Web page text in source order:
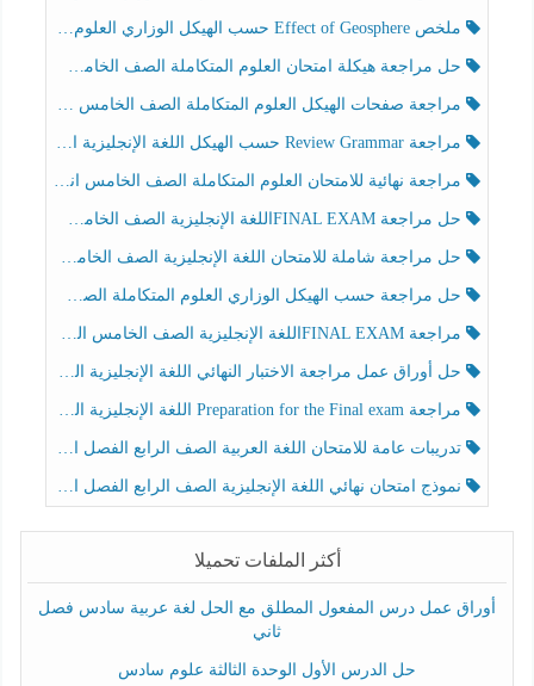
ملخص Effect of Geosphere حسب الهيكل الوزاري العلوم المتكاملة الصف الخامس انسبير الفصل الثالث
حل مراجعة هيكلة امتحان العلوم المتكاملة الصف الخامس عام الفصل الثالث
مراجعة صفحات الهيكل العلوم المتكاملة الصف الخامس انسبير الفصل الثالث
مراجعة Review Grammar حسب الهيكل اللغة الإنجليزية الصف الخامس الفصل الثالث
مراجعة نهائية للامتحان العلوم المتكاملة الصف الخامس انسبير الفصل الثالث
حل مراجعة FINAL EXAMاللغة الإنجليزية الصف الخامس الفصل الثالث
حل مراجعة شاملة للامتحان اللغة الإنجليزية الصف الخامس الفصل الثالث
حل مراجعة حسب الهيكل الوزاري العلوم المتكاملة الصف الخامس عام الفصل الثالث
مراجعة FINAL EXAMاللغة الإنجليزية الصف الخامس الفصل الثالث
حل أوراق عمل مراجعة الاختبار النهائي اللغة الإنجليزية الصف الرابع الفصل الثالث
مراجعة Preparation for the Final exam اللغة الإنجليزية الصف الرابع الفصل الثالث
تدريبات عامة للامتحان اللغة العربية الصف الرابع الفصل الثالث
نموذج امتحان نهائي اللغة الإنجليزية الصف الرابع الفصل الثالث
أكثر الملفات تحميلا
أوراق عمل درس المفعول المطلق مع الحل لغة عربية سادس فصل
ثاني
حل الدرس الأول الوحدة الثالثة علوم سادس